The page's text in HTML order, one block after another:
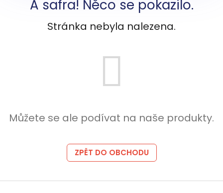
A safra! Něco se pokazilo.
Stránka nebyla nalezena.
Můžete se ale podívat na naše produkty.
ZPĚT DO OBCHODU
Z